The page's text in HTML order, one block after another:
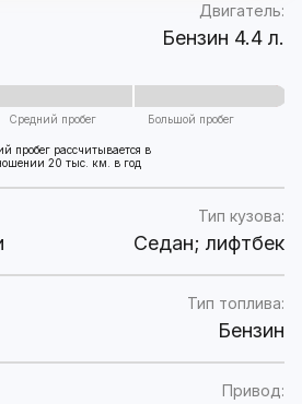
Двигатель:
Бензин 4.4 л.
Средний пробег Большой пробег
пробег рассчитывается в
20 тыс. км. в год
Тип кузова:
Седан; лифтбек
Тип топлива:
Бензин
Привод: